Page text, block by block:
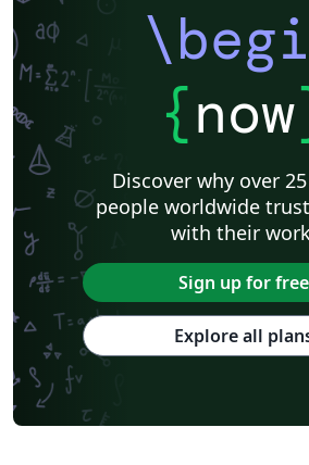
{now
Discover why over
people worldwide
with their
Sign up for free
Explore all